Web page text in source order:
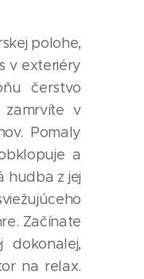
polohe,
v exteriéry
čerstvo
v
Pomaly
a
hudba z jej
Začínate
na relax.